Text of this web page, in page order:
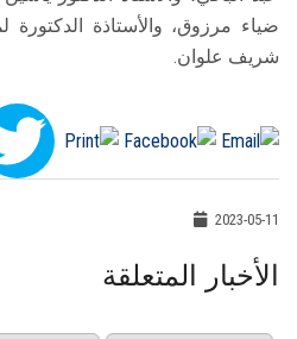
ضياء مرزوق، والأستاذة الدكتورة
شريف علوان.
2023-05-11
الأخبار المتعلقة